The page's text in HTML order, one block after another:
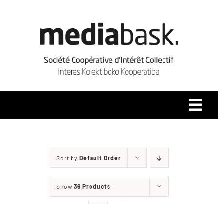
Qui sommes-nous ?
Coopérative
Sort by Default Order
Show 36 Products